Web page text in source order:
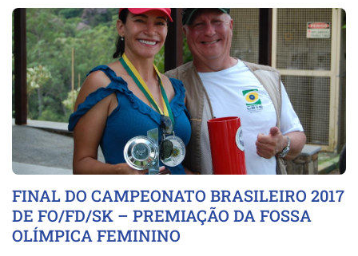
FINAL DO CAMPEONATO BRASILEIRO 2017
DE FO/FD/SK – PREMIAÇÃO DA FOSSA
OLÍMPICA FEMININO